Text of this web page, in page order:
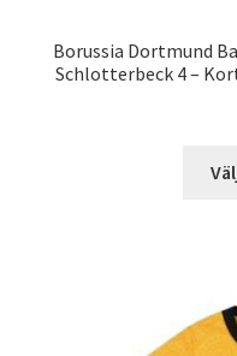
Borussia Dortmund
Schlotterbeck 4 –